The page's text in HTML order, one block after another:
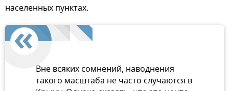
населенных пунктах.
Вне всяких сомнений, наводнения
такого масштаба не часто случаются в